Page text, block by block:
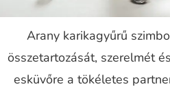
Arany karikagyűrű
összetartozását, szerelmét
esküvőre a tökéletes